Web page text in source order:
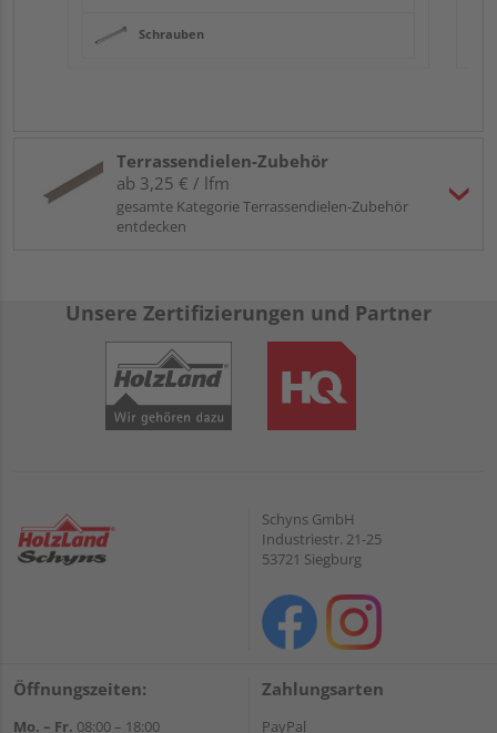
Schrauben
Terrassendielen-Zubehör
ab 3,25 € / lfm
gesamte Kategorie Terrassendielen-Zubehör
entdecken
Unsere Zertifizierungen und Partner
Schyns GmbH
Industriestr. 21-25
53721 Siegburg
Öffnungszeiten:
Mo. – Fr. 08:00 – 18:00
Zahlungsarten
PayPal